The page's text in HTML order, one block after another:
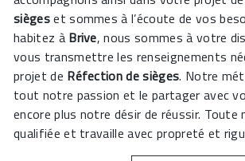
siègeset sommes à l’écoute de vos
habitez à Brive, nous sommes à votre
vous transmettre les renseignements
projet de Réfection de sièges. Notre
tout notre passion et le partager avec
encore plus notre désir de réussir. Toute
qualifiée et travaille avec propreté et